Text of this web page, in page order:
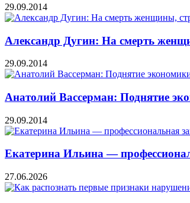
29.09.2014
Александр Дугин: На смерть
29.09.2014
Анатолий Вассерман: Поднятие
29.09.2014
Екатерина Ильина —
27.06.2026